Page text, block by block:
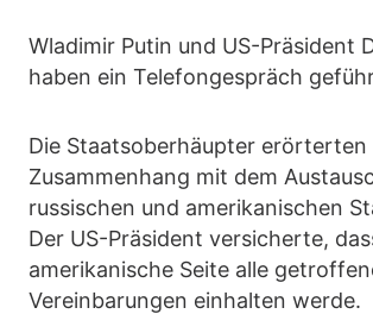
Wladimir Putin und US-Präsident
haben ein Telefongespräch
Die Staatsoberhäupter erörterten
Zusammenhang mit dem
russischen und amerikanischen
Der US-Präsident versicherte,
amerikanische Seite alle
Vereinbarungen einhalten werde.